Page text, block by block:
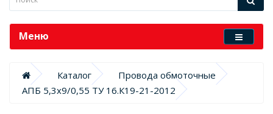
Меню
Каталог
Провода обмоточные
АПБ 5,3х9/0,55 ТУ 16.К19-21-2012